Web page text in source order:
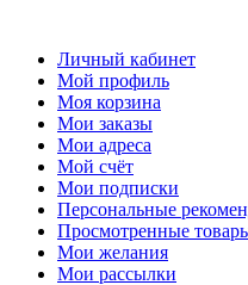
Личный кабинет
Мой профиль
Моя корзина
Мои заказы
Мои адреса
Мой счёт
Мои подписки
Персональные
Просмотренные
Мои желания
Мои рассылки